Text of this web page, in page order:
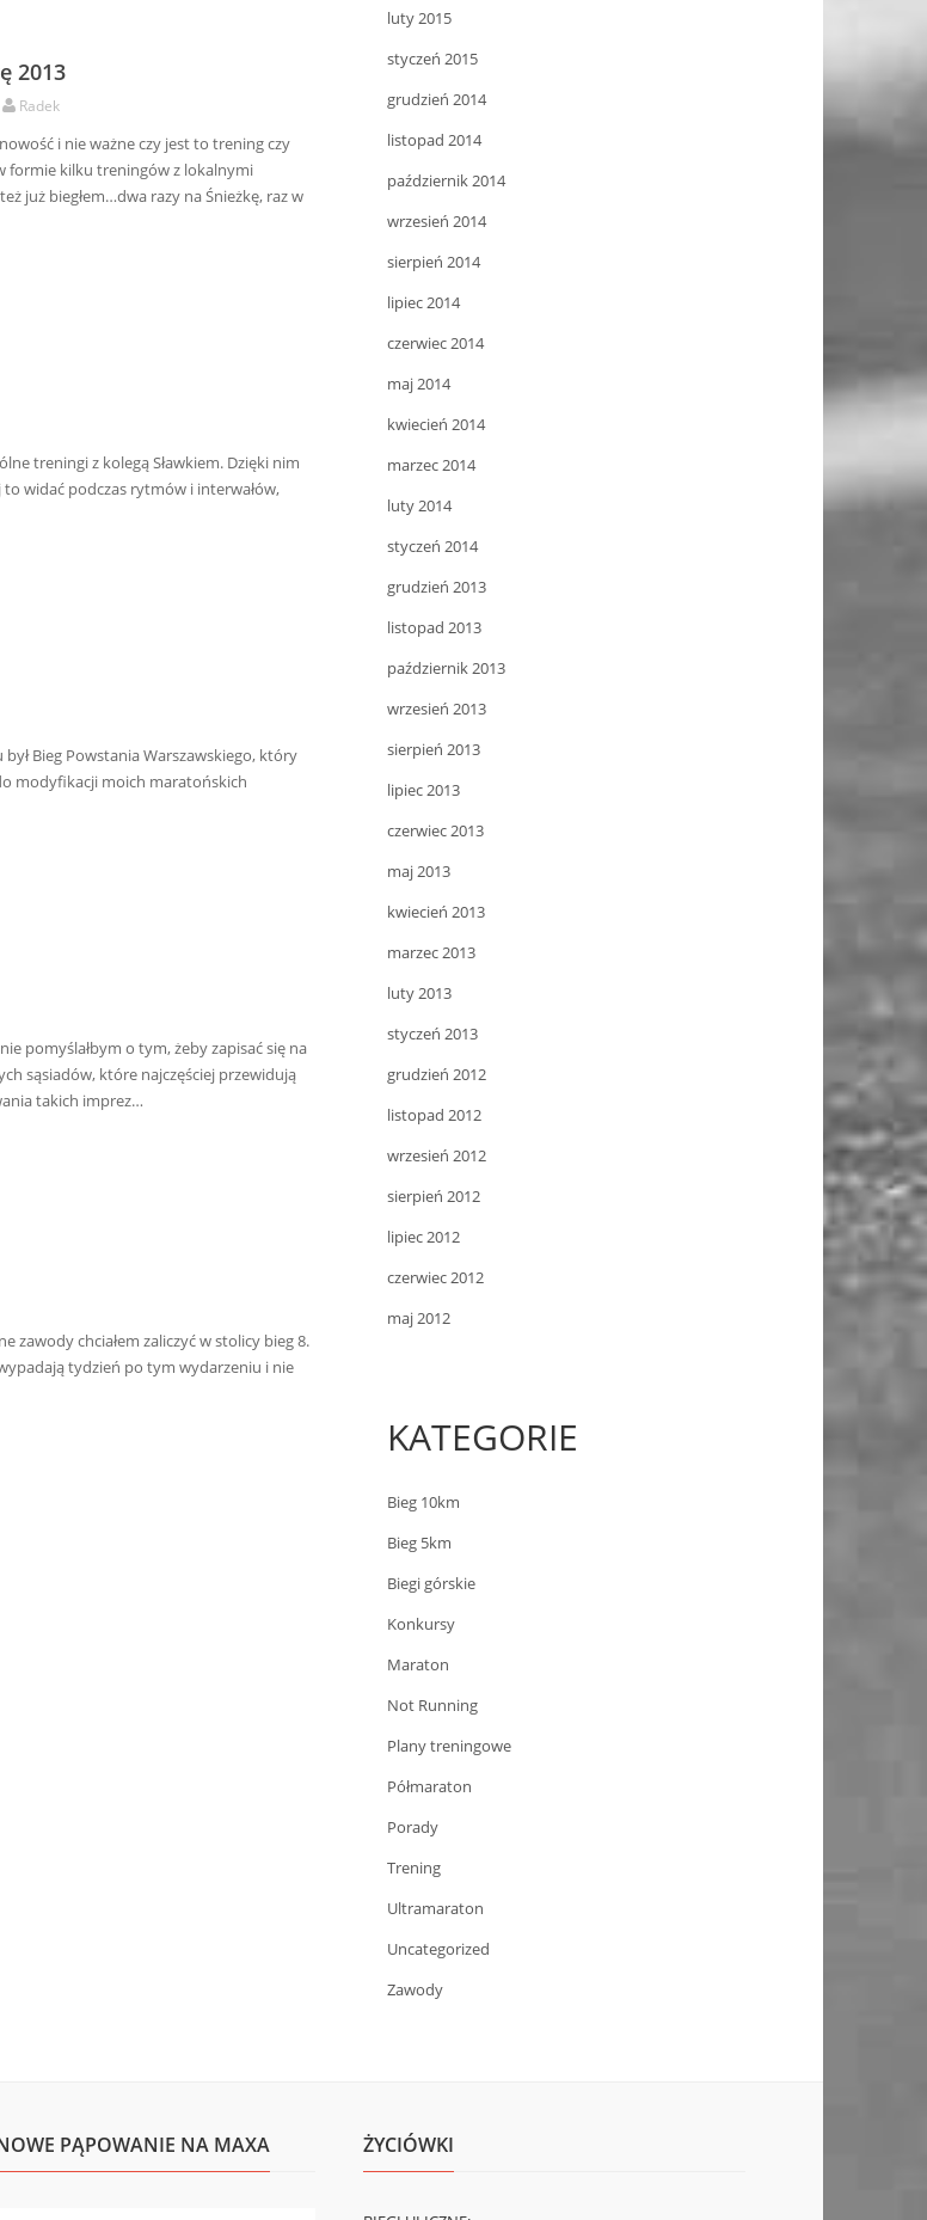
2013
Radek
i nie ważne czy jest to trening czy
formie kilku treningów z lokalnymi
już biegłem…dwa razy na Śnieżkę, raz w
treningi z kolegą Sławkiem. Dzięki nim
to widać podczas rytmów i interwałów,
Bieg Powstania Warszawskiego, który
modyfikacji moich maratońskich
pomyślałbym o tym, żeby zapisać się na
sąsiadów, które najczęściej przewidują
takich imprez…
zawody chciałem zaliczyć w stolicy bieg 8.
tydzień po tym wydarzeniu i nie
luty 2015
styczeń 2015
grudzień 2014
listopad 2014
październik 2014
wrzesień 2014
sierpień 2014
lipiec 2014
czerwiec 2014
maj 2014
kwiecień 2014
marzec 2014
luty 2014
styczeń 2014
grudzień 2013
listopad 2013
październik 2013
wrzesień 2013
sierpień 2013
lipiec 2013
czerwiec 2013
maj 2013
kwiecień 2013
marzec 2013
luty 2013
styczeń 2013
grudzień 2012
listopad 2012
wrzesień 2012
sierpień 2012
lipiec 2012
czerwiec 2012
maj 2012
KATEGORIE
Bieg 10km
Bieg 5km
Biegi górskie
Konkursy
Maraton
Not Running
Plany treningowe
Półmaraton
Porady
Trening
Ultramaraton
Uncategorized
Zawody
PĄPOWANIE NA MAXA ŻYCIÓWKI